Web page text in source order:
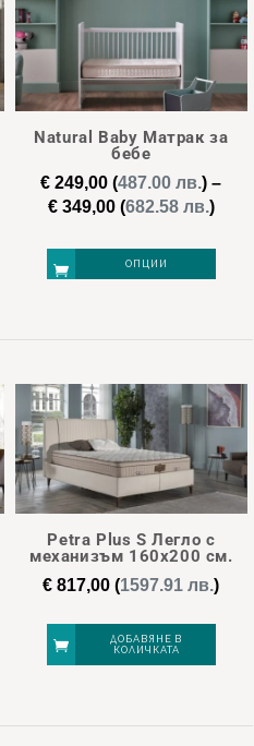
Natural Baby Матрак за
бебе
€ 249,00 (487.00 лв.) –
€349,00(682.58 лв.)
€
ОПЦИИ
multiple
variants.
The
options
be
chosen
the
Petra Plus S Легло с
механизъм 160х200 см.
€ 817,00 (1597.91 лв.)
ДОБАВЯНЕ В
КОЛИЧКАТА